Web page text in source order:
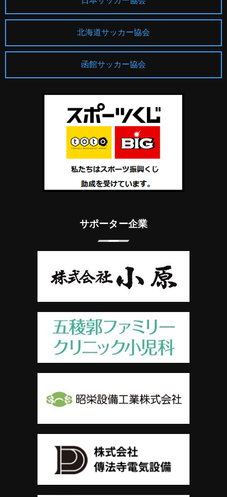
北海道サッカー協会
函館サッカー協会
サポーター企業